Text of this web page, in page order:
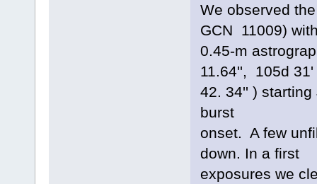
We observed
GCN 11009)
0.45-m
11.64'', 105d 31'
42. 34'' )
burst
onset. A few
down. In a first
exposures we